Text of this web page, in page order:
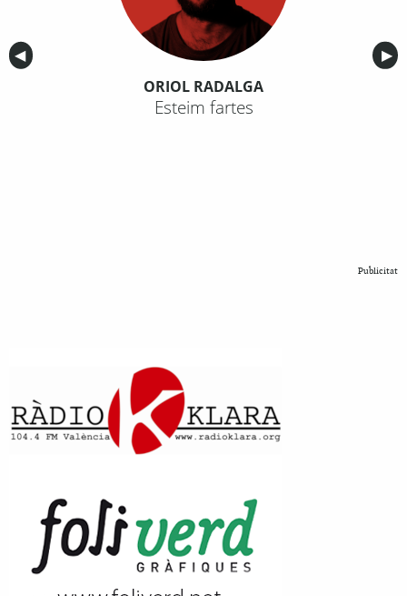
Anterior
◀︎ ▶︎
ORIOL RADALGA
Esteim fartes
Publicitat